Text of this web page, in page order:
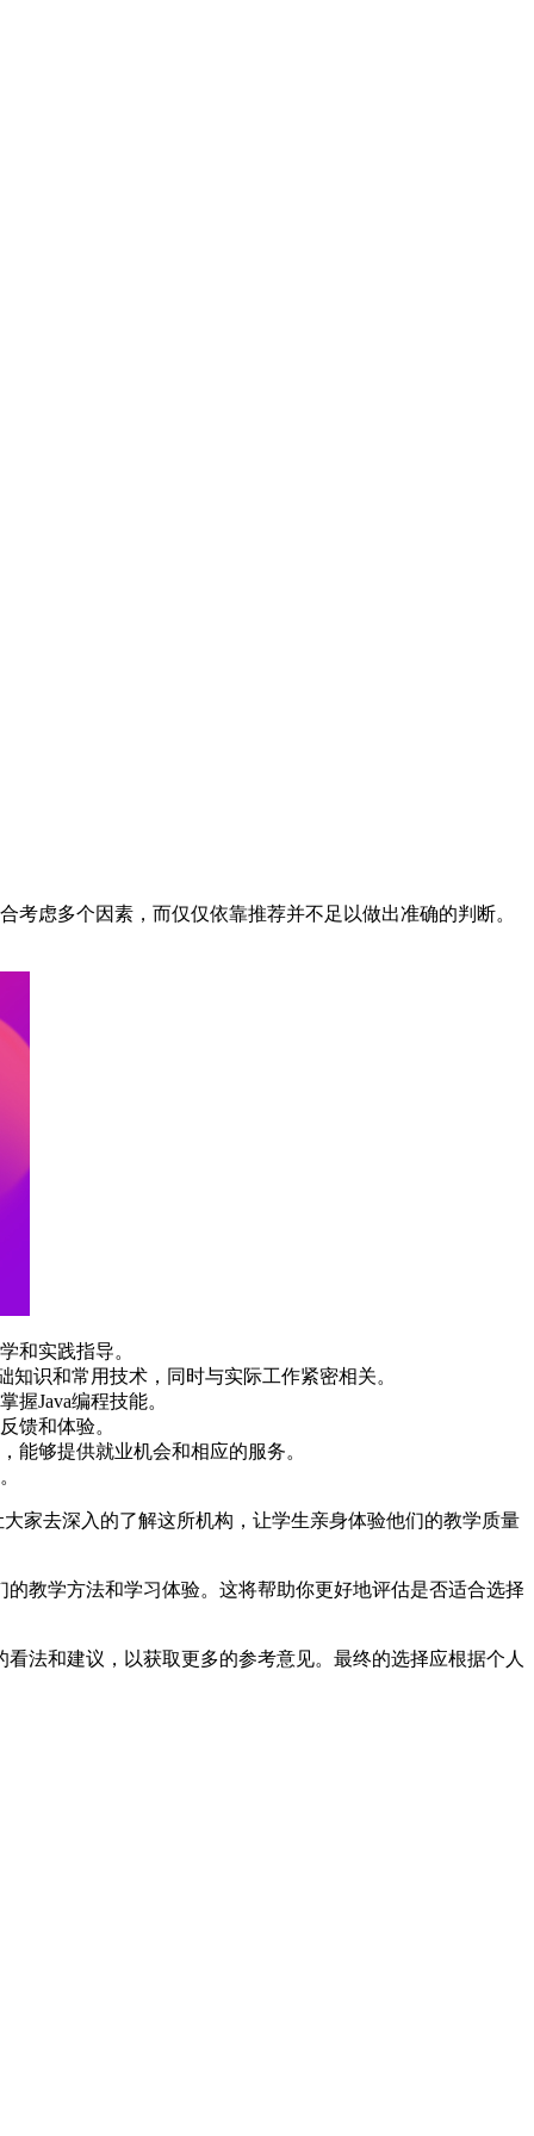
考虑多个因素，而仅仅依靠推荐并不足以做出准确的判断。
和实践指导。
识和常用技术，同时与实际工作紧密相关。
Java编程技能。
馈和体验。
能够提供就业机会和相应的服务。
家去深入的了解这所机构，让学生亲身体验他们的教学质量
教学方法和学习体验。这将帮助你更好地评估是否适合选择
法和建议，以获取更多的参考意见。最终的选择应根据个人